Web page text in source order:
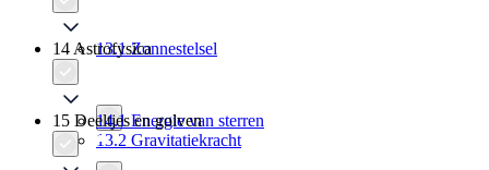
13.1 Zonnestelsel
13.2 Gravitatiekracht
14 Astrofysica
14.1 Energie van sterren
15 Deeltjes en golven